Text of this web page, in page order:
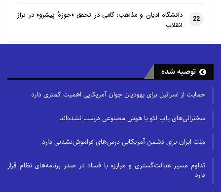
22
دانشگاه ادیان و مذاهب؛ گامی در تحقق «حوزهٔ پیشرو» در تراز
انقلاب
توصیه شده
حمایت از اسرائیل برای یهودیان جوان آمریکایی اهمیت کمتری دارد
سخنرانی‌های پاپ لئو با هوش مصنوعی درست نشده‌اند
ملت ایران برای دشمن آمریکایی درس‌های فراموش‌نشدنی دارد
تداوم مسیر عدالت‌گستری و مبارزه با فساد در صدر برنامه‌های نظام قرار
دارد